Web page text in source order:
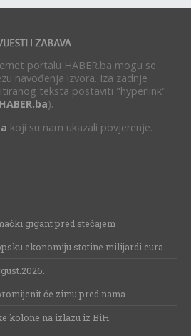
portalu HABER.ba mogu se
navođenja izvora. Iza zadnje
teksta postaviti "hyperlink"
HABER.ba).
koji su nam ukazali povjerenje.
gigant pred stečajem
ekonomiju stotine milijardi eura
će zimu pred nama
kolone na izlazu iz BiH